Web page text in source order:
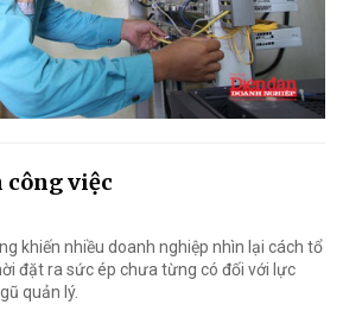
việc
khiến nhiều doanh nghiệp nhìn lại cách tổ
đặt ra sức ép chưa từng có đối với lực
quản lý.